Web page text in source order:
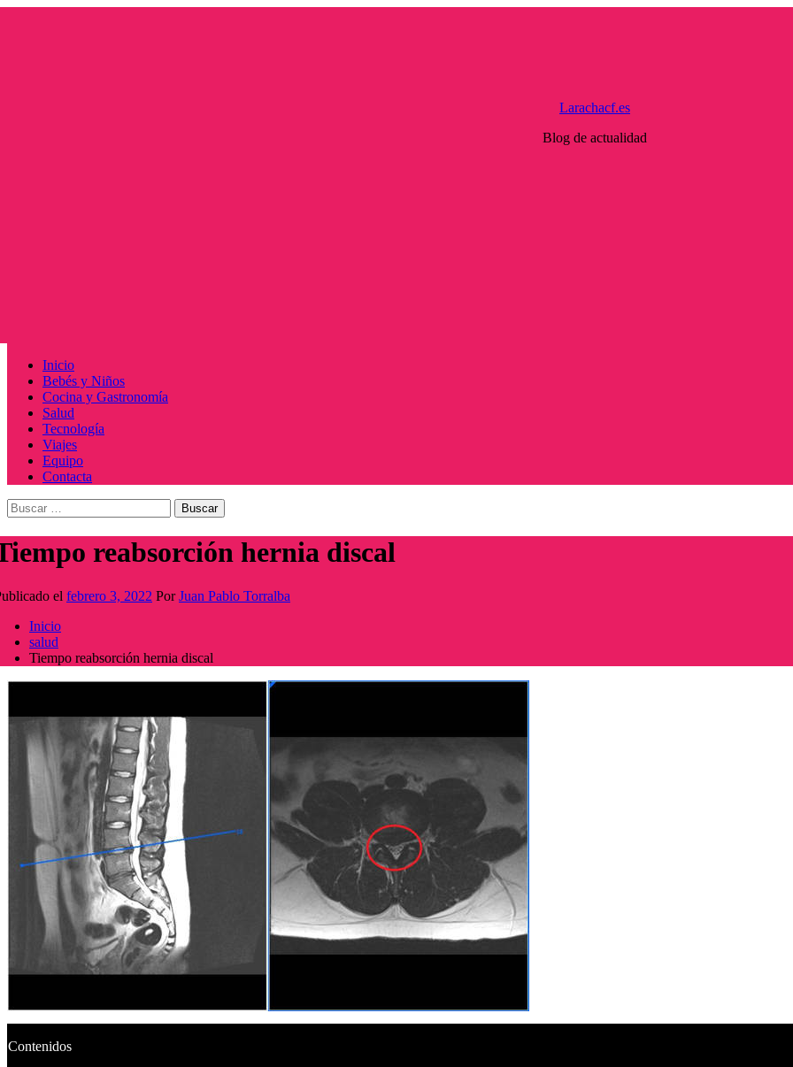
Larachacf.es
Blog de actualidad
Menú
principal
Inicio
Bebés y Niños
Cocina y Gastronomía
Salud
Tecnología
Viajes
Equipo
Contacta
Buscar:
reabsorción hernia discal
el febrero 3, 2022 PorJuan Pablo Torralba
Inicio
salud
Tiempo reabsorción hernia discal
Contenidos